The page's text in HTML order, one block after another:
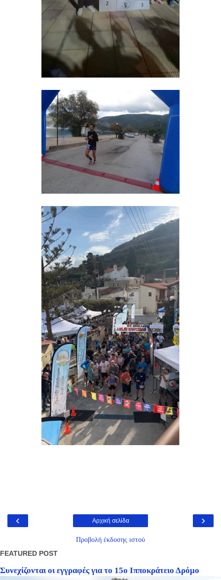
‹ ›
Αρχική σελίδα
Προβολή έκδοσης ιστού
FEATURED POST
Συνεχίζονται οι εγγραφές για το 15ο Ιπποκράτειο Δρόμο